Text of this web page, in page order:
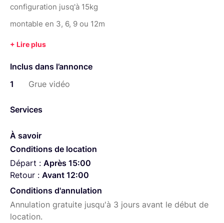
configuration jusq'à 15kg
montable en 3, 6, 9 ou 12m
Inclus dans l’annonce
1
Grue vidéo
Services
À savoir
Conditions de location
Départ : Après 15:00
Retour : Avant 12:00
Conditions d'annulation
Annulation gratuite jusqu'à 3 jours avant le début de
location.